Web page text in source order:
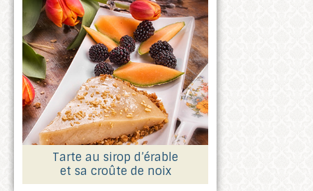
Tarte au sirop d’érable
et sa croûte de noix